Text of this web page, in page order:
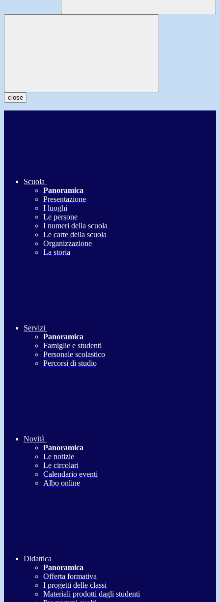
close
Scuola
Panoramica
Presentazione
I luoghi
Le persone
I numeri della scuola
Le carte della scuola
Organizzazione
La storia
Servizi
Panoramica
Famiglie e studenti
Personale scolastico
Percorsi di studio
Novità
Panoramica
Le notizie
Le circolari
Calendario eventi
Albo online
Didattica
Panoramica
Offerta formativa
I progetti delle classi
Materiali prodotti dagli studenti